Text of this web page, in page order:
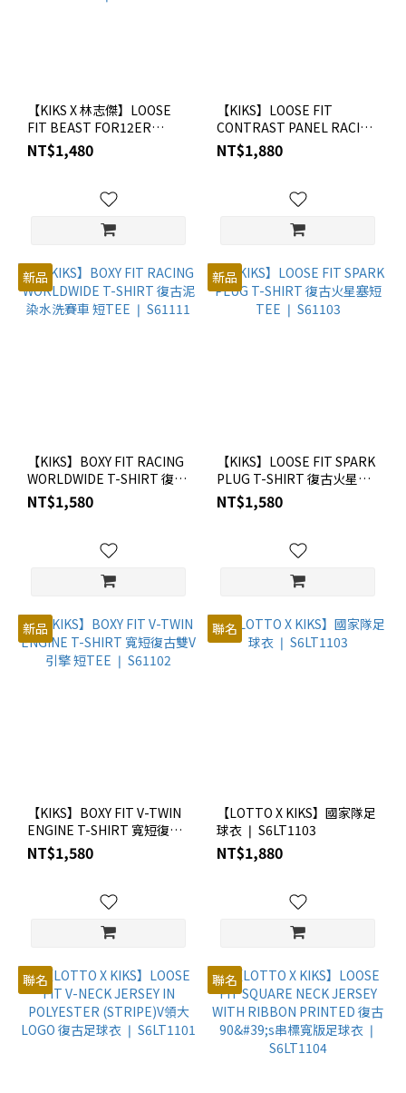
【KIKS X 林志傑】LOOSE
FIT BEAST FOR12ER
DRIBBLE T-SHIRT林志傑-
傳奇之路引退戰 TEE |
NT$1,480
【KIKS】LOOSE FIT
CONTRAST PANEL RACING
T-SHIRT 剪接水洗賽車 短
TEE ❘ S61109
NT$1,880
新品
【KIKS】BOXY FIT RACING
WORLDWIDE T-SHIRT 復古
泥染水洗賽車 短TEE ❘
S61111
NT$1,580
新品
【KIKS】LOOSE FIT SPARK
PLUG T-SHIRT 復古火星塞
短TEE ❘ S61103
NT$1,580
新品
【KIKS】BOXY FIT V-TWIN
ENGINE T-SHIRT 寬短復古
雙V引擎 短TEE ❘ S61102
NT$1,580
聯名
【LOTTO X KIKS】國家隊足
球衣 ❘ S6LT1103
NT$1,880
聯名 聯名